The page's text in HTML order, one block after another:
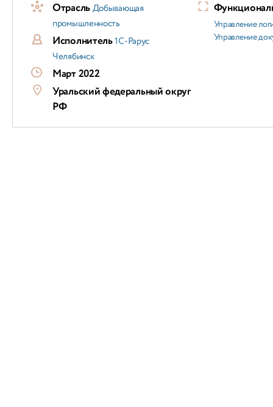
ОтрасльДобывающая
промышленность
Исполнитель1С-Рарус
Челябинск
Март 2022
Уральский федеральный округ
РФ
Управление
Управление